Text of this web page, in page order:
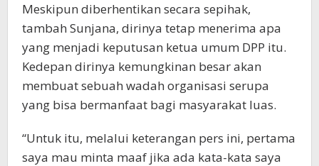
Meskipun diberhentikan secara sepihak,
tambah Sunjana, dirinya tetap menerima apa
yang menjadi keputusan ketua umum DPP itu.
Kedepan dirinya kemungkinan besar akan
membuat sebuah wadah organisasi serupa
yang bisa bermanfaat bagi masyarakat luas.
“Untuk itu, melalui keterangan pers ini, pertama
saya mau minta maaf jika ada kata-kata saya